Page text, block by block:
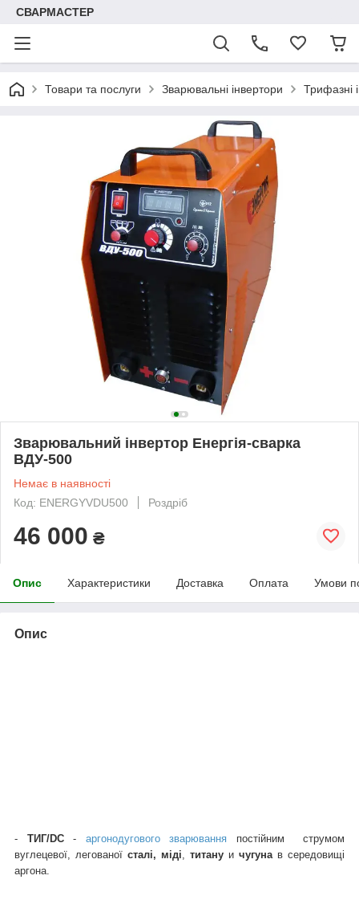
СВАРМАСТЕР
Товари та послуги Зварювальні інвертори Трифазні
Зварювальний інвертор Енергія-сварка
ВДУ-500
Немає в наявності
Код: ENERGYVDU500
Роздріб
46 000 ₴
Опис Характеристики Доставка Оплата Умови
Опис
- TИГ/DC - аргонодугового зварювання постійним струмом
вуглецевої, легованої сталі, міді титану и чугуна в середовищі
аргона.